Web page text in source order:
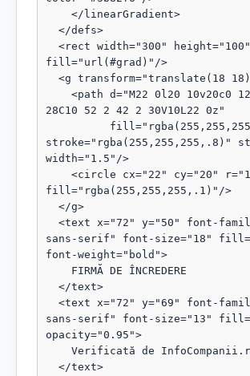
fill="url(#grad)"/>
28C10 52 2 42 2 30V10L22 0z"
stroke="rgba(255,255,255,.8)"
width="1.5"/>
fill="rgba(255,255,255,.1)"/>
sans-serif" font-size="18"
font-weight="bold">
sans-serif" font-size="13"
opacity="0.95">